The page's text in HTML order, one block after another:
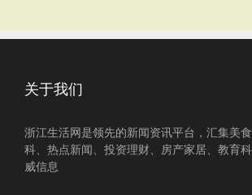
关于我们
浙江生活网是领先的新闻资讯平台，汇集美
科、热点新闻、投资理财、房产家居、教育
威信息